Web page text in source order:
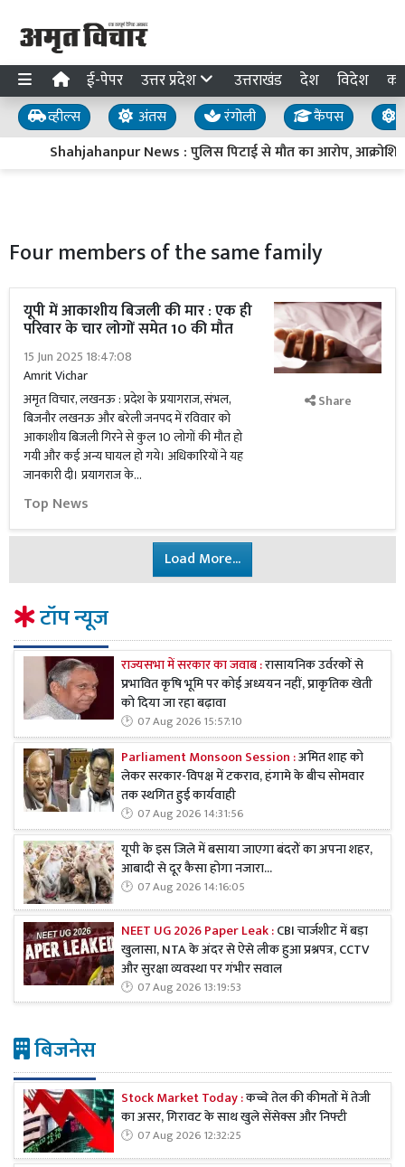
ई-पेपर उत्तर प्रदेश उत्तराखंड देश विदेश
व्हील्स अंतस रंगोली कैंपस
Shahjahanpur News : पुलिस पिटाई से मौत का आरोप,
Four members of the same family
यूपी में आकाशीय बिजली की मार : एक ही
परिवार के चार लोगों समेत 10 की मौत
15 Jun 2025 18:47:08
Amrit Vichar
अमृत विचार, लखनऊ : प्रदेश के प्रयागराज, संभल,
बिजनौर लखनऊ और बरेली जनपद में रविवार को
आकाशीय बिजली गिरने से कुल 10 लोगों की मौत हो
गयी और कई अन्य घायल हो गये। अधिकारियों ने यह
जानकारी दी। प्रयागराज के...
Top News
Share
Load More...
टॉप न्यूज
राज्यसभा में सरकार का जवाब :रासायनिक उर्वरकों से
प्रभावित कृषि भूमि पर कोई अध्ययन नहीं, प्राकृतिक खेती
को दिया जा रहा बढ़ावा
07 Aug 2026 15:57:10
Parliament Monsoon Session :अमित शाह को
लेकर सरकार-विपक्ष में टकराव, हंगामे के बीच सोमवार
तक स्थगित हुई कार्यवाही
07 Aug 2026 14:31:56
यूपी के इस जिले में बसाया जाएगा बंदरों का अपना शहर,
आबादी से दूर कैसा होगा नजारा...
07 Aug 2026 14:16:05
NEET UG 2026 Paper Leak :CBI चार्जशीट में बड़ा
खुलासा, NTA के अंदर से ऐसे लीक हुआ प्रश्नपत्र, CCTV
और सुरक्षा व्यवस्था पर गंभीर सवाल
07 Aug 2026 13:19:53
बिजनेस
Stock Market Today :कच्चे तेल की कीमतों में तेजी
का असर, गिरावट के साथ खुले सेंसेक्स और निफ्टी
07 Aug 2026 12:32:25